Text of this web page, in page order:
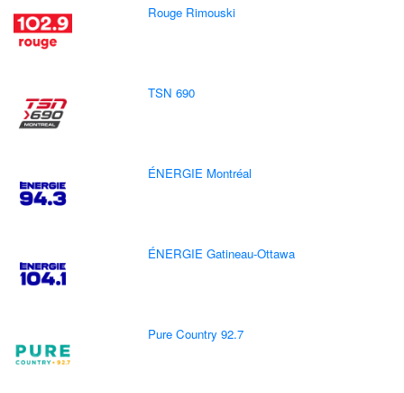
Rouge Rimouski
TSN 690
ÉNERGIE Montréal
ÉNERGIE Gatineau-Ottawa
Pure Country 92.7